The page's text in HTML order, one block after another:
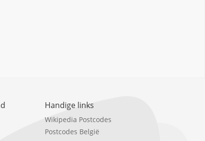
Handige links
Wikipedia Postcodes
Postcodes België